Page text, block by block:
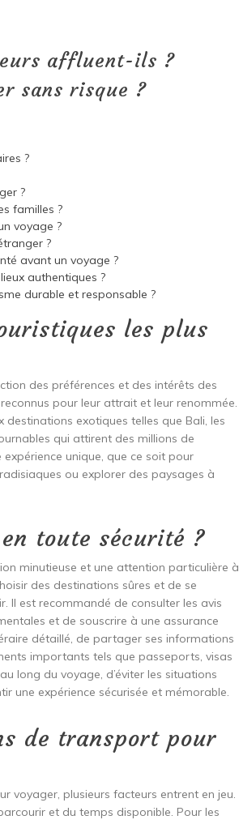
affluent-ils ?
sans risque ?
?
?
familles ?
voyage ?
?
avant un voyage ?
authentiques ?
durable et responsable ?
les plus
des préférences et des intérêts des
pour leur attrait et leur renommée.
destinations exotiques telles que Bali, les
qui attirent des millions de
unique, que ce soit pour
ou explorer des paysages à
toute sécurité ?
minutieuse et une attention particulière à
des destinations sûres et de se
Il est recommandé de consulter les avis
et de souscrire à une assurance
détaillé, de partager ses informations
importants tels que passeports, visas
long du voyage, d’éviter les situations
une expérience sécurisée et mémorable.
de transport pour
voyager, plusieurs facteurs entrent en jeu.
et du temps disponible. Pour les